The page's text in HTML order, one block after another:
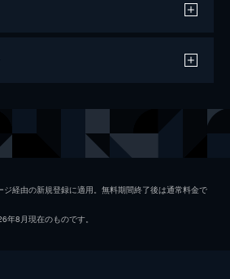
テーキ
。どん底の彼女の前
を願ってしまい...。
トスープ
れを抱くジン。だ
言い、魔女食堂の
ナム・ジヒョン
経由の新規登録に適用。無料期間終了後は通常料金で
8月現在のものです。